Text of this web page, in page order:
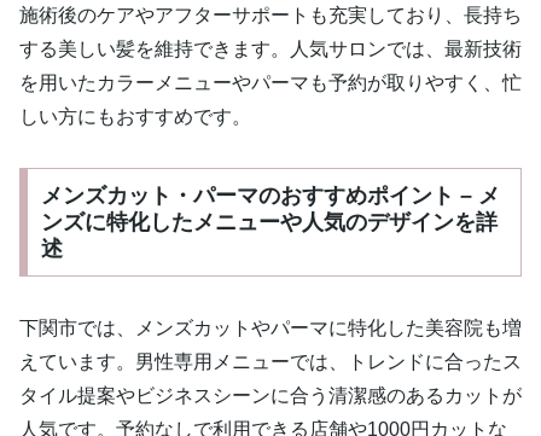
施術後のケアやアフターサポートも充実しており、長持ち
する美しい髪を維持できます。人気サロンでは、最新技術
を用いたカラーメニューやパーマも予約が取りやすく、忙
しい方にもおすすめです。
メンズカット・パーマのおすすめポイント – メ
ンズに特化したメニューや人気のデザインを詳
述
下関市では、メンズカットやパーマに特化した美容院も増
えています。男性専用メニューでは、トレンドに合ったス
タイル提案やビジネスシーンに合う清潔感のあるカットが
人気です。予約なしで利用できる店舗や1000円カットな